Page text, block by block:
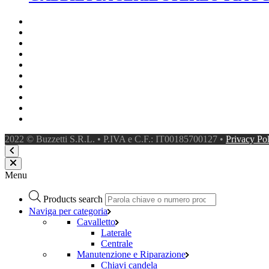
2022 © Buzzetti S.R.L. • P.IVA e C.F.: IT00185700127 • Privacy
Menu
Products search
Naviga per categoria
Cavalletto
Laterale
Centrale
Manutenzione e Riparazione
Chiavi candela